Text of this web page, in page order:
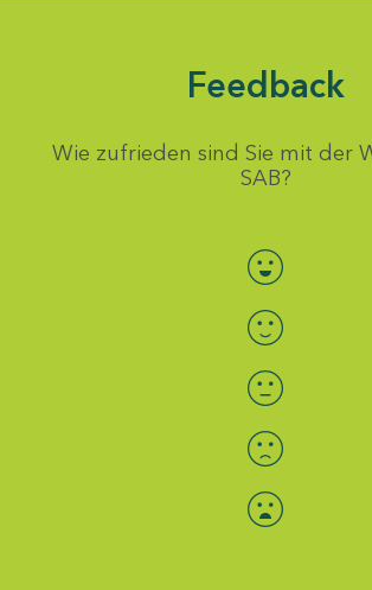
Feedback
Wie zufrieden sind Sie mit der
SAB?
Bewertung